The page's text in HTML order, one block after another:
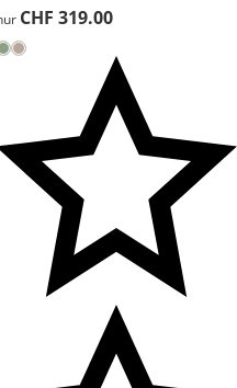
Preis: CHF 319.00
319.00
CHF 319.00